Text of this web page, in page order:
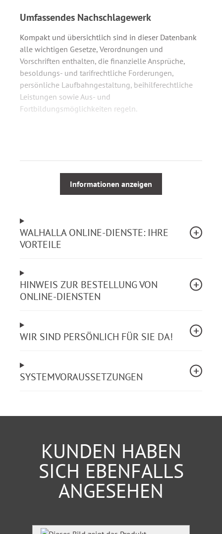
Umfassendes Nachschlagewerk
Kompakt und übersichtlich sind in dieser Datenbank
alle wichtigen Gesetze, Verordnungen und
Vorschriften enthalten, die finanzielle Ansprüche,
besoldungs- und tarifrechtliche Forderungen,
persönliche Laufbahngestaltung, beihilferechtliche
Leistungen sowie Aus- und
Fortbildungsmöglichkeiten regeln.
Besoldungsrecht
Beamtenversorgungsrecht
Beamtenrechtliche Nebengebiete
Aus- und Fortbildung
Personalvertretungsrecht
Inklusive 3 Lizenzen
Der angegebene Preis umfasst die Zugangsrechte für
drei Arbeitsplätze.
Informationen anzeigen
WALHALLA ONLINE-DIENSTE: IHRE
VORTEILE
HINWEIS ZUR BESTELLUNG VON
ONLINE-DIENSTEN
WIR SIND PERSÖNLICH FÜR SIE DA!
SYSTEMVORAUSSETZUNGEN
KUNDEN HABEN
SICH EBENFALLS
ANGESEHEN
Produktgalerie überspringen